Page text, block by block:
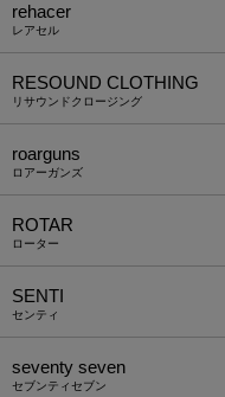
rehacer
レアセル
RESOUND CLOTHING
リサウンドクロージング
roarguns
ロアーガンズ
ROTAR
ローター
SENTI
センティ
seventy seven
セブンティセブン